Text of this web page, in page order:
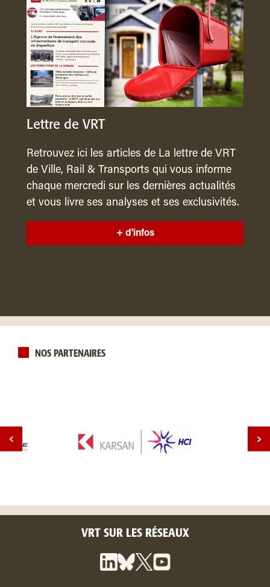
Lettre de VRT
Retrouvez ici les articles de La lettre de VRT
de Ville, Rail & Transports qui vous informe
chaque mercredi sur les dernières actualités
et vous livre ses analyses et ses exclusivités.
+ d'infos
NOS PARTENAIRES
VRT SUR LES RÉSEAUX